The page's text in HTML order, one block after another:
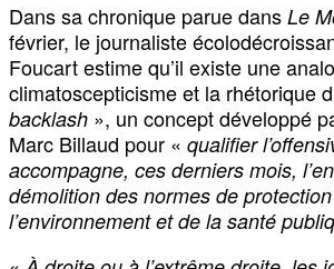
Dans sa chronique parue dans Le
février, le journaliste
Foucart estime qu’il existe une
climatoscepticisme et la rhétorique
backlash », un concept développé
Marc Billaud pour « qualifier
accompagne, ces derniers mois,
démolition des normes de
l’environnement et de la santé